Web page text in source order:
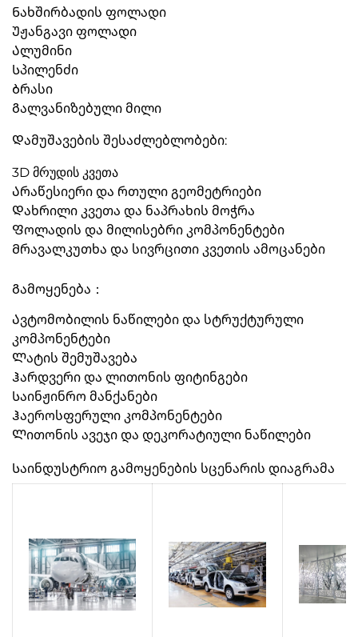
Ნახშირბადის ფოლადი
Უჟანგავი ფოლადი
Ალუმინი
Სპილენძი
Ბრასი
Გალვანიზებული მილი
Დამუშავების შესაძლებლობები:
3D მრუდის კვეთა
Არაწესიერი და რთული გეომეტრიები
Დახრილი კვეთა და ნაპრახის მოჭრა
Ფოლადის და მილისებრი კომპონენტები
Მრავალკუთხა და სივრცითი კვეთის ამოცანები
Გამოყენება：
Ავტომობილის ნაწილები და სტრუქტურული
კომპონენტები
Ლატის შემუშავება
Ჰარდვერი და ლითონის ფიტინგები
Საინჟინრო მანქანები
Ჰაეროსფერული კომპონენტები
Ლითონის ავეჯი და დეკორატიული ნაწილები
Საინდუსტრიო გამოყენების სცენარის დიაგრამა